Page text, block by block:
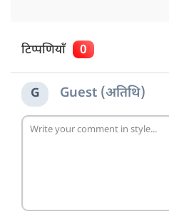
टिप्पणियाँ 0
G Guest (अतिथि)